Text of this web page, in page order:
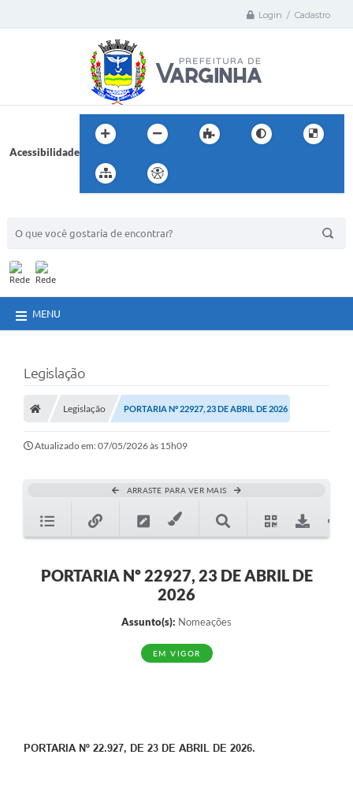
Login / Cadastro
Acessibilidade
MENU
Legislação
Legislação PORTARIA Nº 22927, 23 DE ABRIL DE 2026
Atualizado em: 07/05/2026 às 15h09
ARRASTE PARA VER MAIS
PORTARIA Nº 22927, 23 DE ABRIL DE
2026
Assunto(s): Nomeações
EM VIGOR
PORTARIA Nº 22.927, DE 23 DE ABRIL DE 2026.